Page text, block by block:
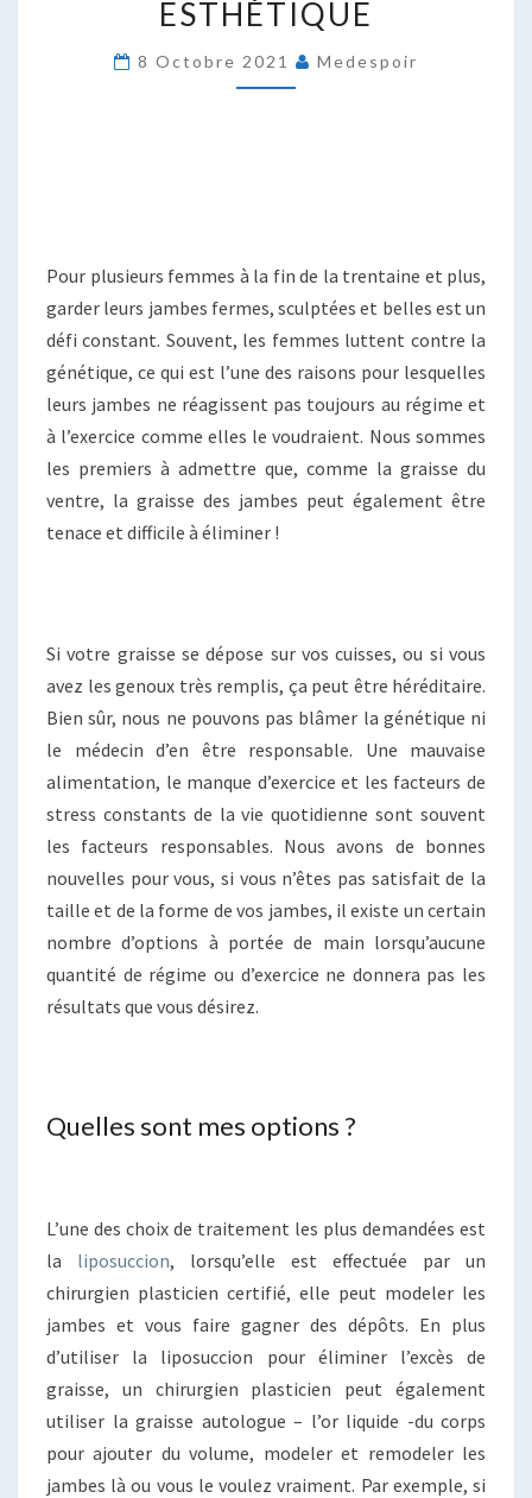
LA
CHIRURGIE
ESTHÉTIQUE
ESTHÉTIQUE
8 Octobre 2021 Medespoir
Pour plusieurs femmes à la fin de la trentaine et plus,
garder leurs jambes fermes, sculptées et belles est un
défi constant. Souvent, les femmes luttent contre la
génétique, ce qui est l’une des raisons pour lesquelles
leurs jambes ne réagissent pas toujours au régime et
à l’exercice comme elles le voudraient. Nous sommes
les premiers à admettre que, comme la graisse du
ventre, la graisse des jambes peut également être
tenace et difficile à éliminer !
Si votre graisse se dépose sur vos cuisses, ou si vous
avez les genoux très remplis, ça peut être héréditaire.
Bien sûr, nous ne pouvons pas blâmer la génétique ni
le médecin d’en être responsable. Une mauvaise
alimentation, le manque d’exercice et les facteurs de
stress constants de la vie quotidienne sont souvent
les facteurs responsables. Nous avons de bonnes
nouvelles pour vous, si vous n’êtes pas satisfait de la
taille et de la forme de vos jambes, il existe un certain
nombre d’options à portée de main lorsqu’aucune
quantité de régime ou d’exercice ne donnera pas les
résultats que vous désirez.
Quelles sont mes options ?
L’une des choix de traitement les plus demandées est
la liposuccion, lorsqu’elle est effectuée par un
chirurgien plasticien certifié, elle peut modeler les
jambes et vous faire gagner des dépôts. En plus
d’utiliser la liposuccion pour éliminer l’excès de
graisse, un chirurgien plasticien peut également
utiliser la graisse autologue – l’or liquide -du corps
pour ajouter du volume, modeler et remodeler les
jambes là ou vous le voulez vraiment. Par exemple, si